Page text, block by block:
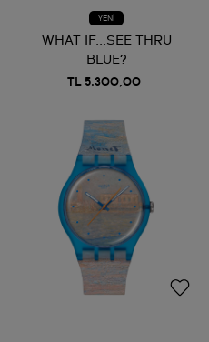
YENİ
WHAT IF...SEE THRU
BLUE?
TL 5.300,00